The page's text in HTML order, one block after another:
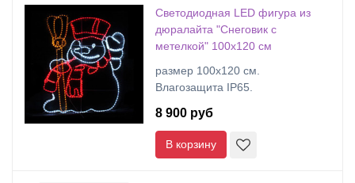
Светодиодная LED фигура из
дюралайта "Снеговик с
метелкой" 100х120 см
размер 100х120 см.
Влагозащита IP65.
8 900 руб
В корзину